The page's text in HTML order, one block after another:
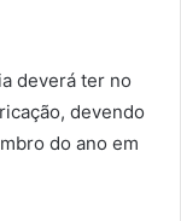
deverá ter no
devendo
do ano em